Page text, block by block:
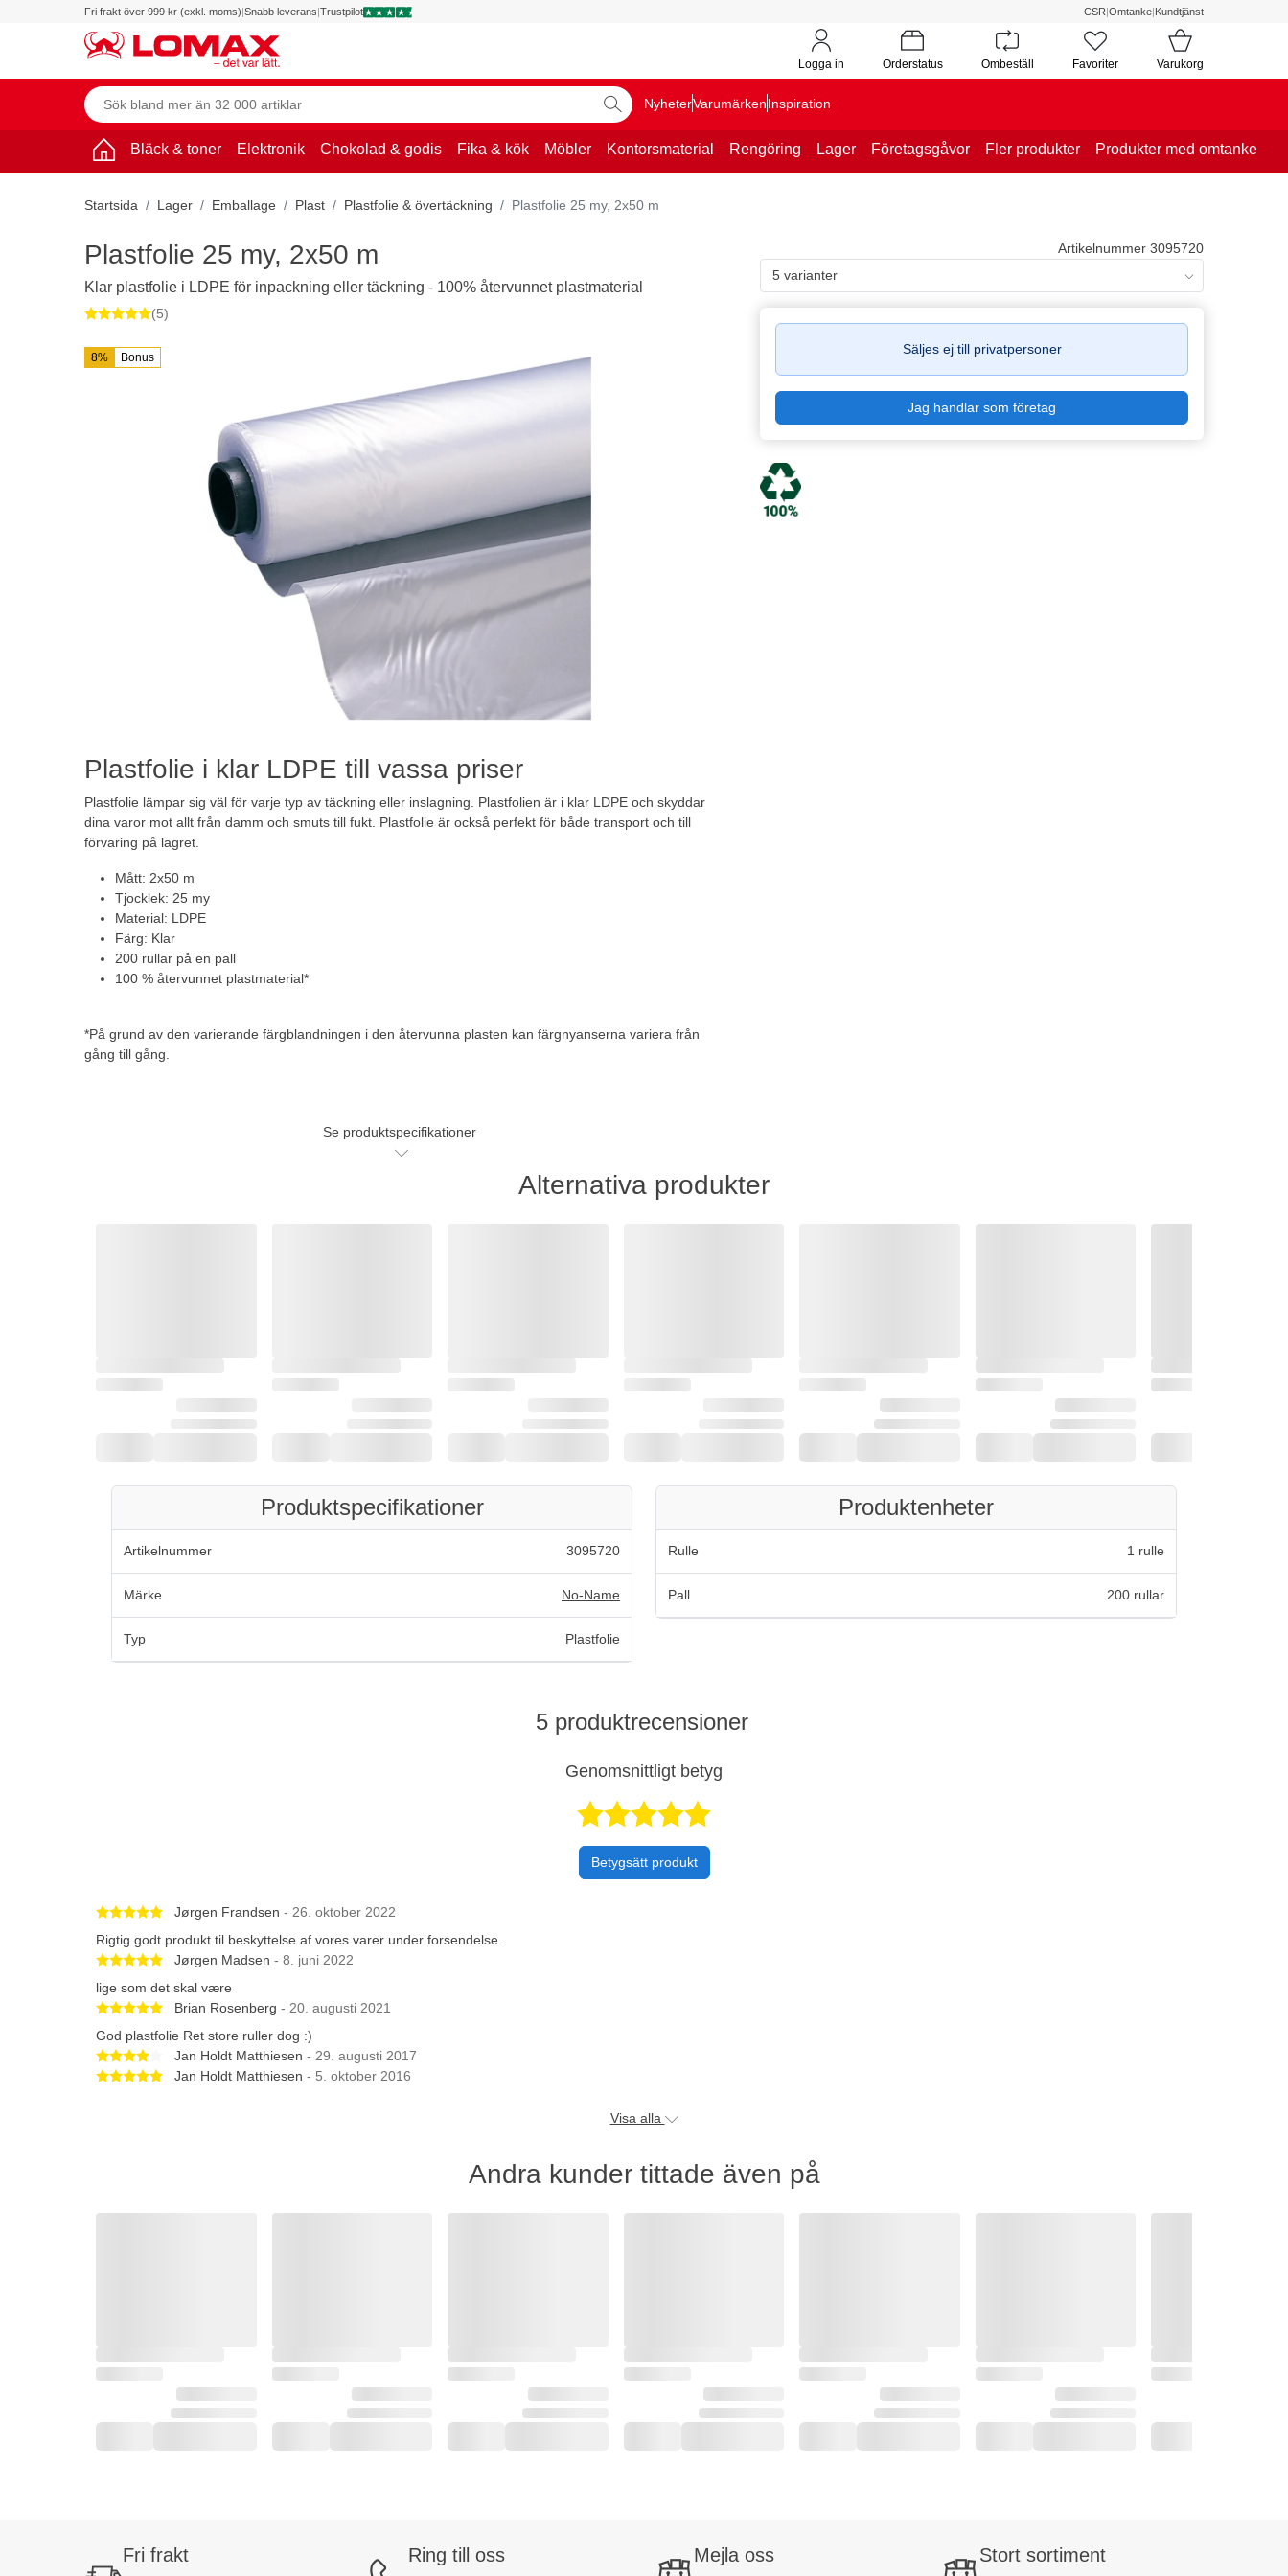
Fri frakt över 999 kr (exkl. moms)|Snabb leverans|Trustpilot CSR|Omtanke|Kundtjänst
Logga in Orderstatus Ombeställ Favoriter Varukorg
NyheterVarumärkenInspiration
Bläck & toner Elektronik Chokolad & godis Fika & kök Möbler Kontorsmaterial Rengöring Lager Företagsgåvor Fler produkter Produkter med omtanke
Startsida Lager Emballage Plast Plastfolie & övertäckning Plastfolie 25 my, 2x50 m
8% Bonus
Plastfolie i klar LDPE till vassa priser
Plastfolie lämpar sig väl för varje typ av täckning eller inslagning. Plastfolien är i klar LDPE och skyddar
dina varor mot allt från damm och smuts till fukt. Plastfolie är också perfekt för både transport och till
förvaring på lagret.
Mått: 2x50 m
Tjocklek: 25 my
Material: LDPE
Färg: Klar
200 rullar på en pall
100 % återvunnet plastmaterial*
*På grund av den varierande färgblandningen i den återvunna plasten kan färgnyanserna variera från
gång till gång.
Se produktspecifikationer
Artikelnummer 3095720
5 varianter
Säljes ej till privatpersoner
Jag handlar som företag
Plastfolie 25 my, 2x50 m
Klar plastfolie i LDPE för inpackning eller täckning - 100% återvunnet plastmaterial
(5)
Alternativa produkter
Produktspecifikationer
Artikelnummer 3095720
Märke No-Name
Typ Plastfolie
Produktenheter
Rulle 1 rulle
Pall 200 rullar
5 produktrecensioner
Genomsnittligt betyg
Betygsatt 4,8 av 5 stjärnor
Betygsätt produkt
Betygsatt 5 av 5 stjärnor
Jørgen Frandsen - 26. oktober 2022
Rigtig godt produkt til beskyttelse af vores varer under forsendelse.
Betygsatt 5 av 5 stjärnor
Jørgen Madsen - 8. juni 2022
lige som det skal være
Betygsatt 5 av 5 stjärnor
Brian Rosenberg - 20. augusti 2021
God plastfolie Ret store ruller dog :)
Betygsatt 4 av 5 stjärnor
Jan Holdt Matthiesen - 29. augusti 2017
Betygsatt 5 av 5 stjärnor
Jan Holdt Matthiesen - 5. oktober 2016
Visa alla
Andra kunder tittade även på
Fri frakt Ring till oss Mejla oss Stort sortiment